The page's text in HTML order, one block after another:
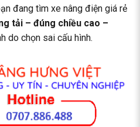
đang tìm xe nâng điện giá rẻ
tải – đúng chiều cao –
do chọn sai cấu hình.